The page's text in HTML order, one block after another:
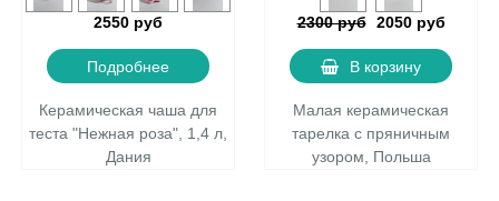
2550 руб
Подробнее
Керамическая чаша для
теста "Нежная роза", 1,4 л,
Дания
2300 руб 2050 руб
В корзину
Малая керамическая
тарелка с пряничным
узором, Польша